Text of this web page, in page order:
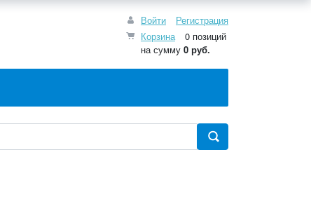
Войти
Регистрация
Корзина
0 позиций
на сумму 0 руб.